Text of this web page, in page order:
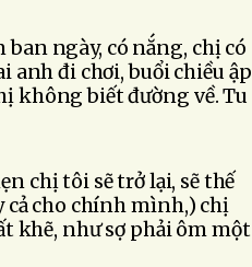
ngày, có nắng, chị có
anh đi chơi, buổi chiều ập
không biết đường về. Tu
chị tôi sẽ trở lại, sẽ thế
cả cho chính mình,) chị
khẽ, như sợ phải ôm một